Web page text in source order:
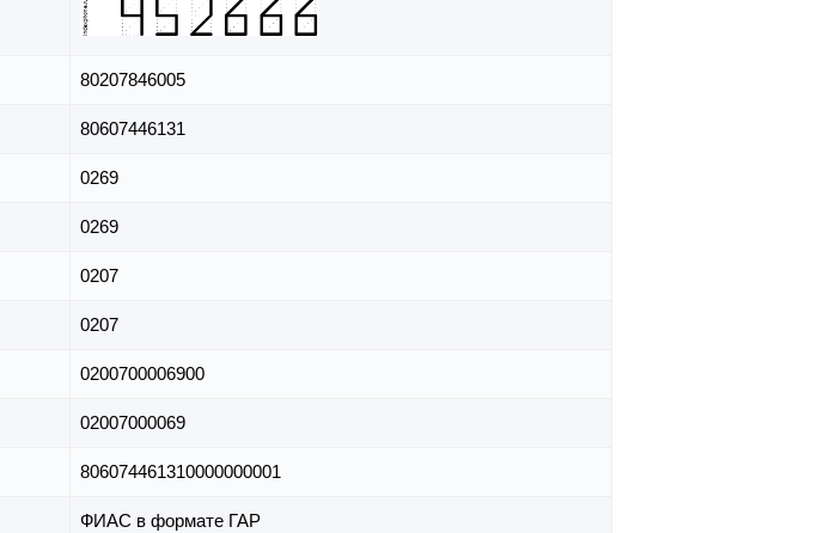
80207846005
80607446131
0269
0269
0207
0207
0200700006900
02007000069
806074461310000000001
ФИАС в формате ГАР